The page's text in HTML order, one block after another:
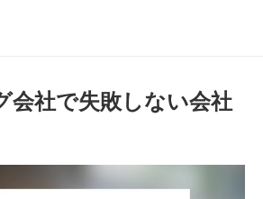
会社で失敗しない会社